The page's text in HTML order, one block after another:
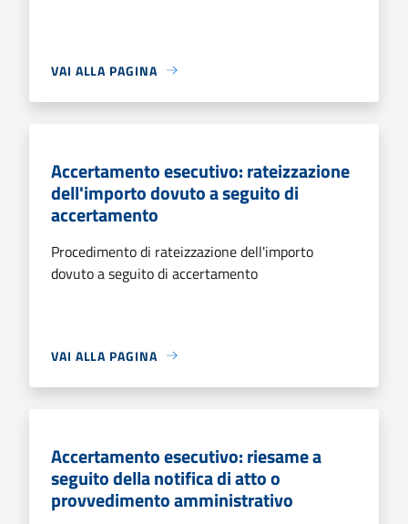
VAI ALLA PAGINA
Accertamento esecutivo: rateizzazione
dell'importo dovuto a seguito di
accertamento
Procedimento di rateizzazione dell'importo
dovuto a seguito di accertamento
VAI ALLA PAGINA
Accertamento esecutivo: riesame a
seguito della notifica di atto o
provvedimento amministrativo